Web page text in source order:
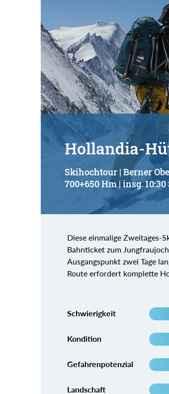
Hollandia-
Skihochtour | Berner
700+650 Hm | insg.
Diese einmalige Zweitages-
Bahnticket zum
Ausgangspunkt zwei Tage
Route erfordert komplette
Schwierigkeit
Kondition
Gefahrenpotenzial
Landschaft